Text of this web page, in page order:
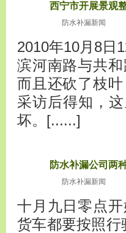
西宁市开展景观
防水补漏新闻
2010年10月8日
滨河南路与共
而且还砍了枝
采访后得知，
坏。[......]
防水补漏公司两
防水补漏新闻
十月九日零点
货车都要按照